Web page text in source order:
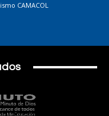
CAMACOL